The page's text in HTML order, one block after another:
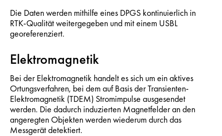
Die Daten werden mithilfe eines DPGS kontinuierlich in
RTK-Qualität weitergegeben und mit einem USBL
georeferenziert.
Elektromagnetik
Bei der Elektromagnetik handelt es sich um ein aktives
Ortungsverfahren, bei dem auf Basis der Transienten-
Elektromagnetik (TDEM) Stromimpulse ausgesendet
werden. Die dadurch induzierten Magnetfelder an den
angeregten Objekten werden wiederum durch das
Messgerät detektiert.